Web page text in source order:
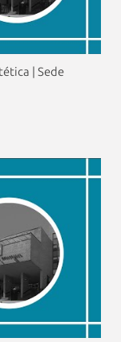
| Sede